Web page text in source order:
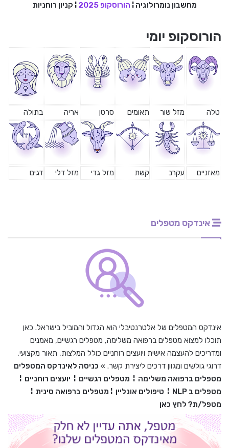
מחשבון נומרולוגיה ¦ הורוסקופ 2025 ¦ קניון רוחניות
הורוסקופ יומי
טלה מזל שור תאומים סרטן אריה בתולה
מאזניים עקרב קשת מזל גדי מזל דלי דגים
אינדקס מטפלים
אינדקס המטפלים של אלטרנטיבלי הוא הגדול והמוביל בישראל. כאן
תוכלו למצוא מטפלים ברפואה משלימה, מטפלים רגשיים, מאמנים
ומדריכים להעצמה אישית ויועצים רוחניים כולל המלצות, תאור מקצועי,
דרוגי גולשים ומגוון דרכים ליצירת קשר. » כניסה לאינדקס המטפלים
מטפלים ברפואה משלימה ¦ מטפלים רגשיים ¦ יועצים רוחניים ¦
מטפלים ב NLP
¦ טיפולים אונליין ¦ מטפלים ברפואה סינית ¦
מטפל/ת? לחץ כאן